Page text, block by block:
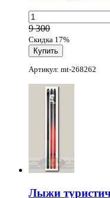
9 300
Скидка 17%
Артикул: mt-268262
Лыжи